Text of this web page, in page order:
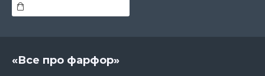
«Все про фарфор»